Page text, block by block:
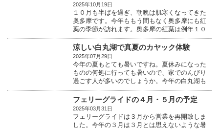
2025年10月19日
１０月も半ばを過ぎ、朝晩は肌寒くなってきた
奥多摩です。今年ももう間もなく奥多摩にも紅
葉の季節が訪れます。奥多摩の紅葉は例年１０
月の最終週ぐ...
涼しい白丸湖で真夏のカヤック体験
2025年07月29日
今年の夏もとても暑いですね。夏休みになった
ものの何処に行っても暑いので、家でのんびり
過ごす人が多いのでしょうか。今年の白丸湖も
真夏にも関わら...
フェリーグライドの４月・５月の予定
2025年03月31日
フェリーグライドは３月から営業を再開致しま
した。今年の３月は３月とは思えないような暑